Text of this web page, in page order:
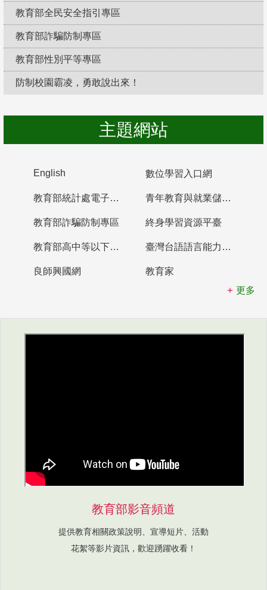
教育部全民安全指引專區
教育部詐騙防制專區
教育部性別平等專區
防制校園霸凌，勇敢說出來！
主題網站
English 數位學習入口網
教育部統計處電子書櫃 青年教育與就業儲蓄帳戶
教育部詐騙防制專區 終身學習資源平臺
教育部高中等以下學校及幼兒園教師資格檢定考試 臺灣台語語言能力認證網站
良師興國網
教育家
更多
教育部影音頻道
提供教育相關政策說明、宣導短片、活動
花絮等影片資訊，歡迎踴躍收看！